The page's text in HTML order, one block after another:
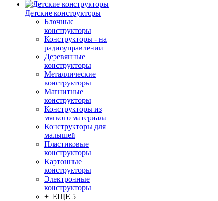
Детские конструкторы
Блочные
конструкторы
Конструкторы - на
радиоуправлении
Деревянные
конструкторы
Металлические
конструкторы
Магнитные
конструкторы
Конструкторы из
мягкого материала
Конструкторы для
малышей
Пластиковые
конструкторы
Картонные
конструкторы
Электронные
конструкторы
+ ЕЩЕ 5